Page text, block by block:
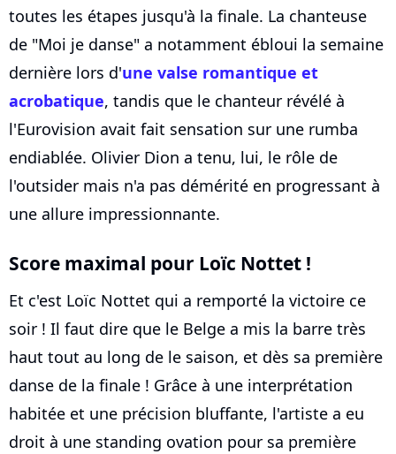
toutes les étapes jusqu'à la finale. La chanteuse
de "Moi je danse" a notamment ébloui la semaine
dernière lors d'une valse romantique et
acrobatique, tandis que le chanteur révélé à
l'Eurovision avait fait sensation sur une rumba
endiablée. Olivier Dion a tenu, lui, le rôle de
l'outsider mais n'a pas démérité en progressant à
une allure impressionnante.
Score maximal pour Loïc Nottet !
Et c'est Loïc Nottet qui a remporté la victoire ce
soir ! Il faut dire que le Belge a mis la barre très
haut tout au long de le saison, et dès sa première
danse de la finale ! Grâce à une interprétation
habitée et une précision bluffante, l'artiste a eu
droit à une standing ovation pour sa première